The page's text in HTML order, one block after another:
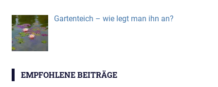
Gartenteich – wie legt man ihn an?
EMPFOHLENE BEITRÄGE